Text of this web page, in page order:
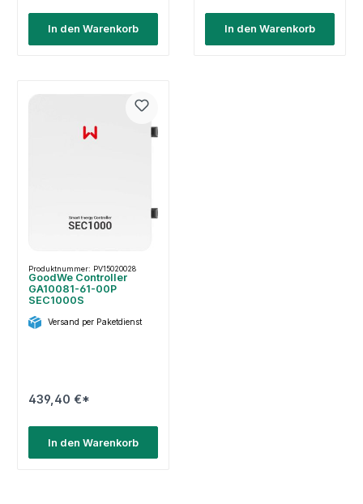
In den Warenkorb In den Warenkorb
Produktnummer: PV15020028
GoodWe Controller
GA10081-61-00P
SEC1000S
Versand per Paketdienst
439,40 €*
In den Warenkorb